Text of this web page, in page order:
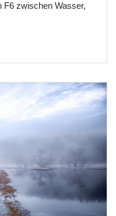
F6 zwischen Wasser,